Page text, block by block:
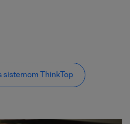
sistemom ThinkTop